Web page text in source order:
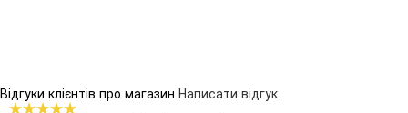
Відгуки клієнтів про магазин Написати відгук